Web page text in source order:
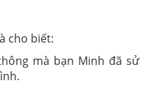
cho biết:
mà bạn Minh đã sử